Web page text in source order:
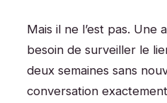
Mais il ne l’est pas. Une
besoin de surveiller le
deux semaines sans
conversation